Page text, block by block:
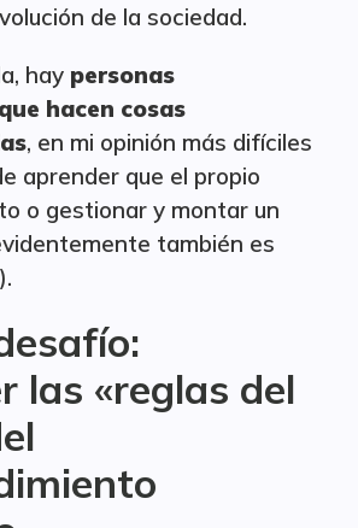
de la sociedad.
hay personas
hacen cosas
, en mi opinión más difíciles
aprender que el propio
o gestionar y montar un
también es
las «reglas del